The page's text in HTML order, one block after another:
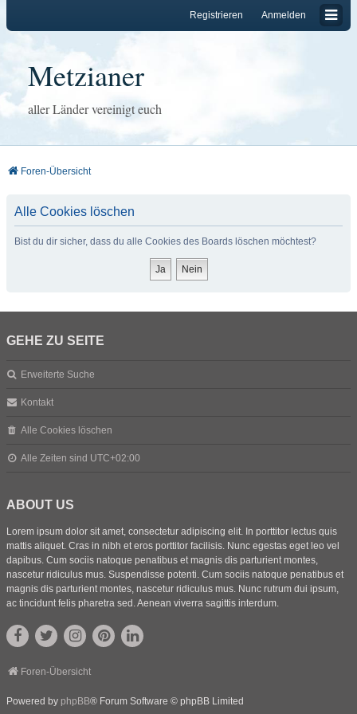
Anmelden
Registrieren
Metzianer
aller Länder vereinigt euch
Foren-Übersicht
Alle Cookies löschen
Bist du dir sicher, dass du alle Cookies des Boards löschen möchtest?
GEHE ZU SEITE
Erweiterte Suche
Kontakt
Alle Cookies löschen
Alle Zeiten sind UTC+02:00
ABOUT US
Lorem ipsum dolor sit amet, consectetur adipiscing elit. In porttitor lectus quis
mattis aliquet. Cras in nibh et eros porttitor facilisis. Nunc egestas eget leo vel
dapibus. Cum sociis natoque penatibus et magnis dis parturient montes,
nascetur ridiculus mus. Suspendisse potenti. Cum sociis natoque penatibus et
magnis dis parturient montes, nascetur ridiculus mus. Nunc rutrum dui ipsum,
ac tincidunt felis pharetra sed. Aenean viverra sagittis interdum.
Foren-Übersicht
Powered by phpBB® Forum Software © phpBB Limited